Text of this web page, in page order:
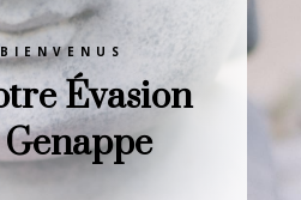
Évasion